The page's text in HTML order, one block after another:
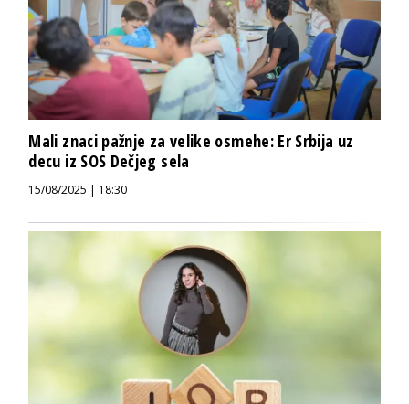
Mali znaci pažnje za velike osmehe: Er Srbija uz
decu iz SOS Dečjeg sela
15/08/2025 | 18:30